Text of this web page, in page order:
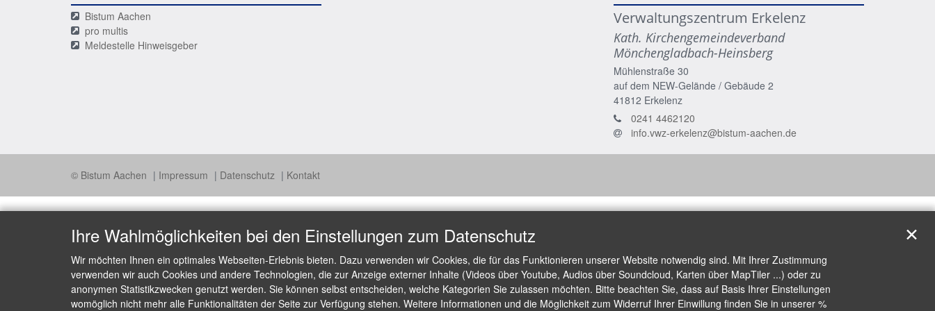
Bistum Aachen
pro multis
Meldestelle Hinweisgeber
Verwaltungszentrum Erkelenz
Kath. Kirchengemeindeverband
Mönchengladbach-Heinsberg
Mühlenstraße 30
auf dem NEW-Gelände / Gebäude 2
41812 Erkelenz
0241 4462120
info.vwz-erkelenz@bistum-aachen.de
© Bistum Aachen Impressum Datenschutz Kontakt
Ihre Wahlmöglichkeiten bei den Einstellungen zum Datenschutz
Wir möchten Ihnen ein optimales Webseiten-Erlebnis bieten. Dazu verwenden wir Cookies, die für das Funktionieren unserer Website notwendig sind. Mit Ihrer Zustimmung
verwenden wir auch Cookies und andere Technologien, die zur Anzeige externer Inhalte (Videos über Youtube, Audios über Soundcloud, Karten über MapTiler ...) oder zu
anonymen Statistikzwecken genutzt werden. Sie können selbst entscheiden, welche Kategorien Sie zulassen möchten. Bitte beachten Sie, dass auf Basis Ihrer Einstellungen
womöglich nicht mehr alle Funktionalitäten der Seite zur Verfügung stehen. Weitere Informationen und die Möglichkeit zum Widerruf Ihrer Einwillung finden Sie in unserer %
✕